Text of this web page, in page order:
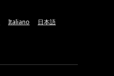
Italiano 日本語